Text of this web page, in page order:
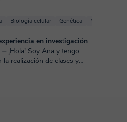
Biología celular Genética Microbiología
en investigación
⏤ ¡Hola! Soy Ana y tengo
la realización de clases y
presencial y online con
Educación Infantil hasta